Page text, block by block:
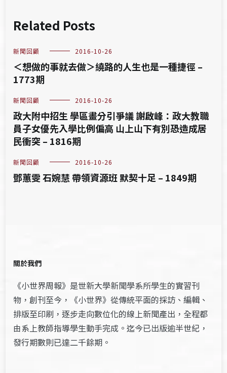
Related Posts
新聞回顧 2016-10-26
＜想做的事就去做＞繞路的人生也是一種捷徑 –
1773期
新聞回顧 2016-10-26
政大附中招生 學區畫分引爭議 謝啟峰：政大教職
員子女優先入學比例偏高 山上山下有別恐造成居
民衝突 – 1816期
新聞回顧 2016-10-26
鄧蕙雯 石婉慧 帶領資源班 默契十足 – 1849期
關於我們
《小世界周報》是世新大學新聞學系所學生的實習刊
物，創刊至今，《小世界》從傳統平面的採訪、編輯、
排版至印刷，逐步走向數位化的線上新聞產出，全程都
由系上教師指導學生動手完成。迄今已出版逾半世紀，
發行期數則已達二千餘期。